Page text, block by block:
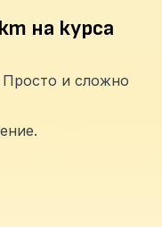
на курса
Просто и сложно